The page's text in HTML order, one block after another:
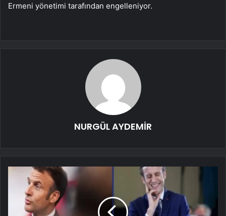
Ermeni yönetimi tarafından engelleniyor.
NURGÜL AYDEMİR